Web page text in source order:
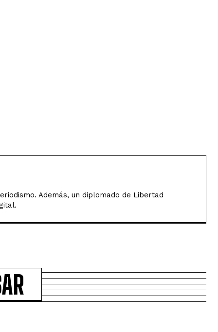
Además, un diplomado de Libertad